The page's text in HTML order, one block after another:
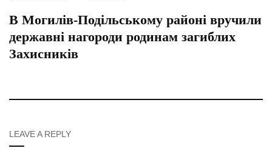
В Могилів-Подільському районі вручили
державні нагороди родинам загиблих
Захисників
LEAVE A REPLY